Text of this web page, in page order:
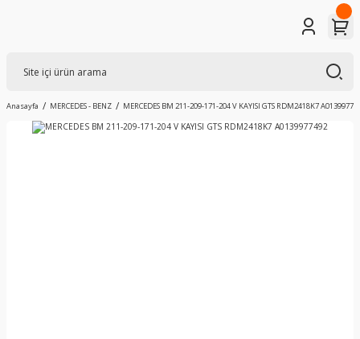
Anasayfa MERCEDES - BENZ MERCEDES BM 211-209-171-204 V KAYISI GTS RDM2418K7